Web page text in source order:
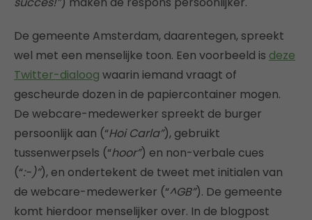
De gemeente Amsterdam, daarentegen, spreekt
wel met een menselijke toon. Een voorbeeld is deze
Twitter-dialoog waarin iemand vraagt of
gescheurde dozen in de papiercontainer mogen.
De webcare-medewerker spreekt de burger
persoonlijk aan (“Hoi Carla”), gebruikt
tussenwerpsels (“hoor”) en non-verbale cues
(“:-)”), en ondertekent de tweet met initialen van
de webcare-medewerker (“^GB”). De gemeente
komt hierdoor menselijker over. In de blogpost